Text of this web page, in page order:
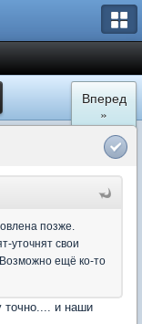
Вперед
»
позже.
уточнят свои
ещё ко-то
точно.... и наши